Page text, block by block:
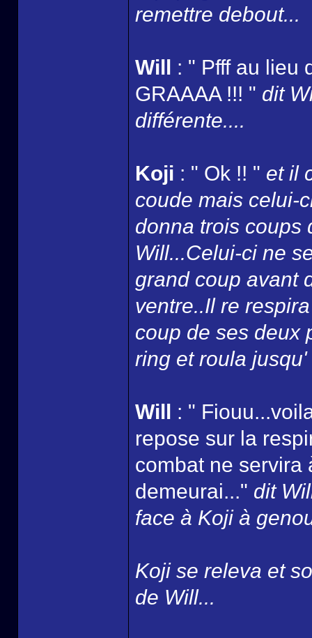
remettre debout...
Will : " Pfff au lieu
GRAAAA !!! " dit
différente....
Koji : " Ok !! " et il
coude mais celui-
donna trois coups
Will...Celui-ci ne
grand coup avant
ventre..Il re
coup de ses deux
ring et roula
Will : "
repose sur la
combat ne servira
demeurai..." dit
face à Koji à
Koji se releva et
de Will...